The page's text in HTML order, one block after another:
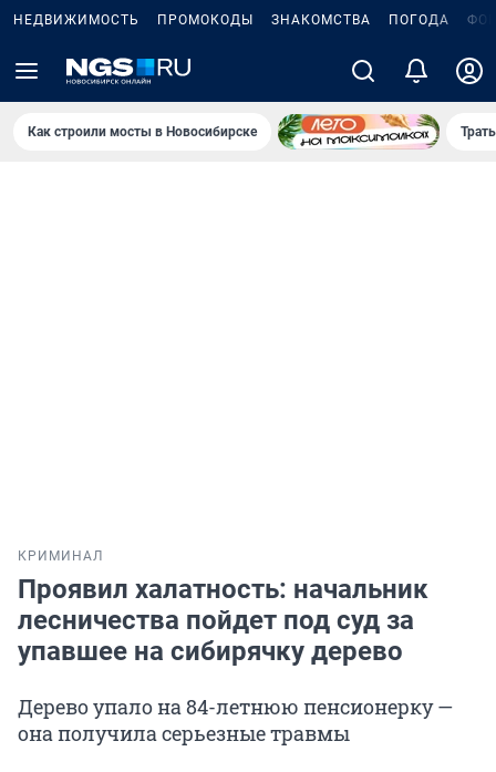
НЕДВИЖИМОСТЬ ПРОМОКОДЫ ЗНАКОМСТВА ПОГОДА
Как строили мосты в Новосибирске
КРИМИНАЛ
Проявил халатность: начальник
лесничества пойдет под суд за
упавшее на сибирячку дерево
Дерево упало на 84-летнюю пенсионерку —
она получила серьезные травмы